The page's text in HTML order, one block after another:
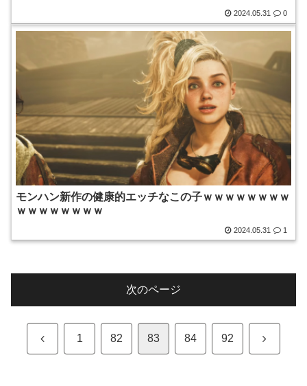
2024.05.31 0
モンハン新作の健康的エッチなこの子ｗｗｗｗｗｗｗｗ
ｗｗｗｗｗｗｗｗ
2024.05.31 1
次のページ
前 1 82 83 84 92 次